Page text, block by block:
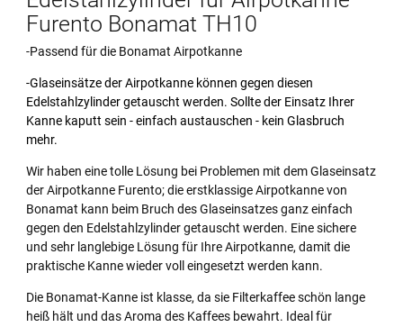
Furento Bonamat TH10
-Passend für die Bonamat Airpotkanne
-Glaseinsätze der Airpotkanne können gegen diesen
Edelstahlzylinder getauscht werden. Sollte der Einsatz Ihrer
Kanne kaputt sein - einfach austauschen - kein Glasbruch
mehr.
Wir haben eine tolle Lösung bei Problemen mit dem Glaseinsatz
der Airpotkanne Furento; die erstklassige Airpotkanne von
Bonamat kann beim Bruch des Glaseinsatzes ganz einfach
gegen den Edelstahlzylinder getauscht werden. Eine sichere
und sehr langlebige Lösung für Ihre Airpotkanne, damit die
praktische Kanne wieder voll eingesetzt werden kann.
Die Bonamat-Kanne ist klasse, da sie Filterkaffee schön lange
heiß hält und das Aroma des Kaffees bewahrt. Ideal für